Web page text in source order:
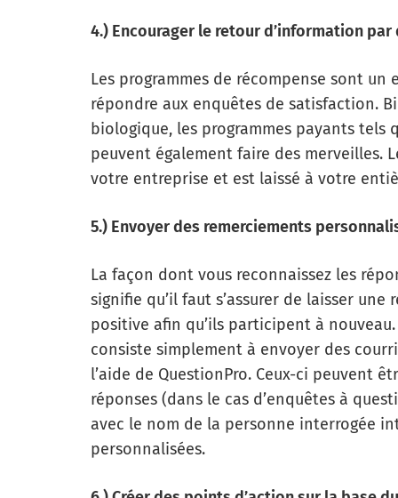
4.) Encourager le retour d’information
Les programmes de récompense sont
répondre aux enquêtes de satisfaction.
biologique, les programmes payants
peuvent également faire des merveilles.
votre entreprise et est laissé à votre
5.) Envoyer des remerciements
La façon dont vous reconnaissez les
signifie qu’il faut s’assurer de laisser
positive afin qu’ils participent à
consiste simplement à envoyer des
l’aide de QuestionPro. Ceux-ci peuvent
réponses (dans le cas d’enquêtes à
avec le nom de la personne interrogée
personnalisées.